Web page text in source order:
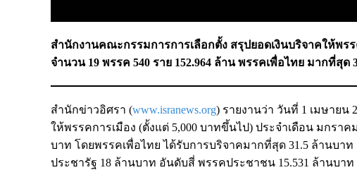
สำนักงานคณะกรรมการการเลือกตั้ง สรุปยอดเงินบริจาคให้พร
จำนวน 19 พรรค 540 ราย 152.964 ล้าน พรรคเพื่อไทย มากที่สุด
สำนักข่าวอิศรา (www.isranews.org) รายงานว่า วันที่ 1 เมษายน
ให้พรรคการเมือง (ตั้งแต่ 5,000 บาทขึ้นไป) ประจำเดือน มกราค
บาท โดยพรรคเพื่อไทย ได้รับการบริจาคมากที่สุด 31.5 ล้านบ
ประชารัฐ 18 ล้านบาท อันดับสี่ พรรคประชาชน 15.531 ล้านบ